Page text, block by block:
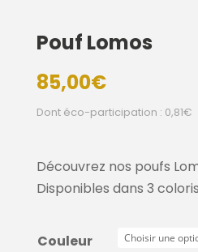
Pouf Lomos
85,00€
Dont éco-participation : 0,81€
Découvrez nos poufs
Disponibles dans 3
Couleur